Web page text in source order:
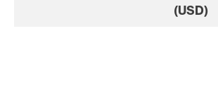
(USD)